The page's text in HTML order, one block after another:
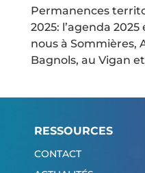
Permanences
2025: l’agenda
nous à Sommières,
Bagnols, au Vigan
RESSOURCES
CONTACT